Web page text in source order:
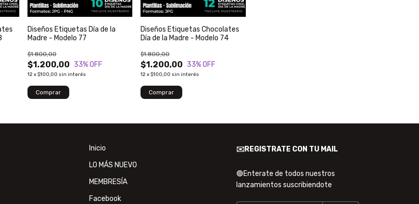
Diseños Etiquetas Día de la
Madre - Modelo 77
$1.200,00
$1.800,00
33% OFF
12x $100,00 sin interés
Diseños Etiquetas Chocolates
Día de la Madre - Modelo 74
$1.200,00
$1.800,00
33% OFF
12x $100,00 sin interés
Inicio
LO MÁS NUEVO
MEMBRESÍA
Facebook
✉️REGISTRATE CON TU MAIL
🟢Enterate de todos nuestros
lanzamientos suscribiendote